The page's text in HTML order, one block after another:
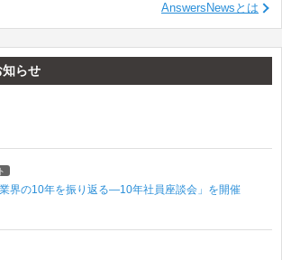
AnswersNewsとは
らせ
業界の10年を振り返る―10年社員座談会」を開催